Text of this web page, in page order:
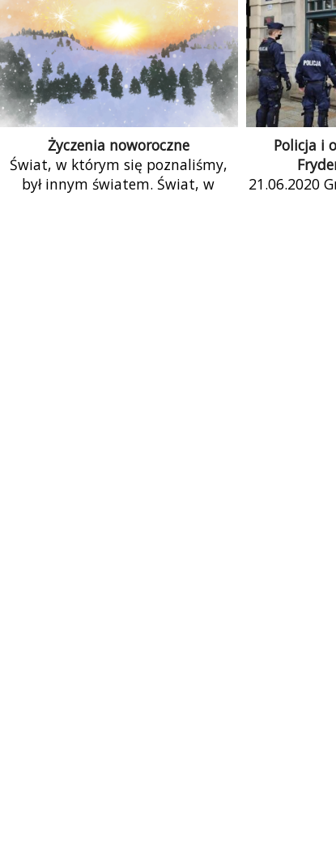
Życzenia noworoczne
Świat, w którym się poznaliśmy,
był innym światem. Świat, w
Policja i
21.06.2020